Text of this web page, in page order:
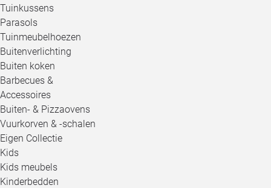
Tuinkussens
Parasols
Tuinmeubelhoezen
Buitenverlichting
Buiten koken
Barbecues &
Accessoires
Buiten- & Pizzaovens
Vuurkorven & -schalen
Eigen Collectie
Kids
Kids meubels
Kinderbedden